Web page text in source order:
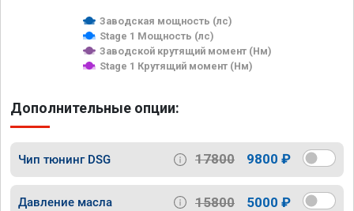
Заводская мощность (лс)
Stage 1 Мощность (лс)
Заводской крутящий момент (Нм)
Stage 1 Крутящий момент (Нм)
Дополнительные опции:
Чип тюнинг DSG 17800 9800 ₽
Давление масла 15800 5000 ₽